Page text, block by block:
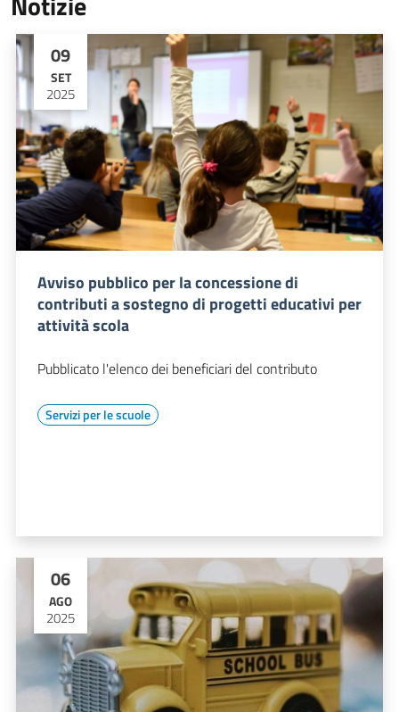
09
SET
2025
Avviso pubblico per la concessione di
contributi a sostegno di progetti educativi per
attività scola
Pubblicato l'elenco dei beneficiari del contributo
Servizi per le scuole
06
AGO
2025